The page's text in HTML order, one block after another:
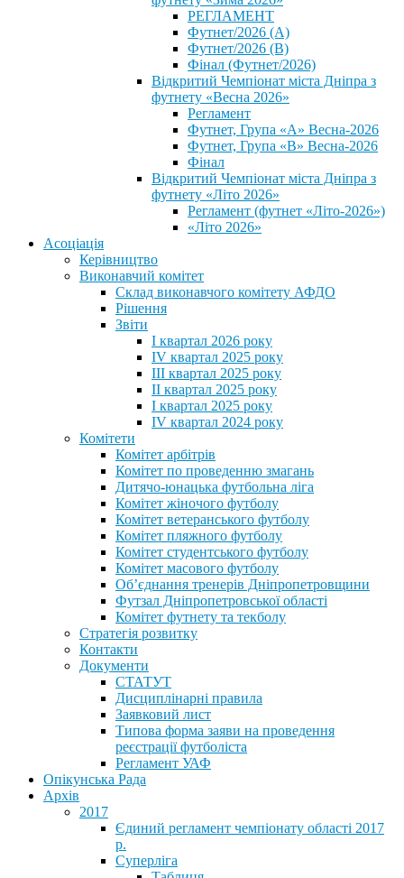
РЕГЛАМЕНТ
Футнет/2026 (А)
Футнет/2026 (В)
Фінал (Футнет/2026)
Відкритий Чемпіонат міста Дніпра з
футнету «Весна 2026»
Регламент
Футнет, Група «А» Весна-2026
Футнет, Група «В» Весна-2026
Фінал
Відкритий Чемпіонат міста Дніпра з
футнету «Літо 2026»
Регламент (футнет «Літо-2026»)
«Літо 2026»
Асоціація
Керівництво
Виконавчий комітет
Склад виконавчого комітету АФДО
Рішення
Звіти
I квартал 2026 року
IV квартал 2025 року
III квартал 2025 року
II квартал 2025 року
I квартал 2025 року
IV квартал 2024 року
Комітети
Комітет арбітрів
Комітет по проведенню змагань
Дитячо-юнацька футбольна ліга
Комітет жіночого футболу
Комітет ветеранського футболу
Комітет пляжного футболу
Комітет студентського футболу
Комітет масового футболу
Обʼєднання тренерів Дніпропетровщини
Футзал Дніпропетровської області
Комітет футнету та текболу
Стратегія розвитку
Контакти
Документи
СТАТУТ
Дисциплінарні правила
Заявковий лист
Типова форма заяви на проведення
реєстрації футболіста
Регламент УАФ
Опікунська Рада
Архів
2017
Єдиний регламент чемпіонату області 2017
р.
Суперліга